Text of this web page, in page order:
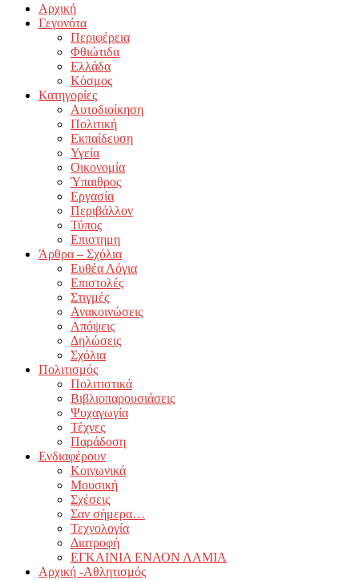
Facebook
Twitter
Instagram
Youtube
Email
Αρχική
Γεγονότα
Περιφέρεια
Φθιώτιδα
Ελλάδα
Κόσμος
Κατηγορίες
Αυτοδιοίκηση
Πολιτική
Εκπαίδευση
Υγεία
Οικονομία
Ύπαιθρος
Εργασία
Περιβάλλον
Τύπος
Επιστημη
Άρθρα – Σχόλια
Ευθέα Λόγια
Επιστολές
Στιγμές
Ανακοινώσεις
Απόψεις
Δηλώσεις
Σχόλια
Πολιτισμός
Πολιτιστικά
Βιβλιοπαρουσιάσεις
Ψυχαγωγία
Τέχνες
Παράδοση
Ενδιαφέρουν
Κοινωνικά
Μουσική
Σχέσεις
Σαν σήμερα…
Τεχνολογία
Διατροφή
ΕΓΚΑΙΝΙΑ ΕΝΑΟΝ ΛΑΜΙΑ
Αρχική -Αθλητισμός